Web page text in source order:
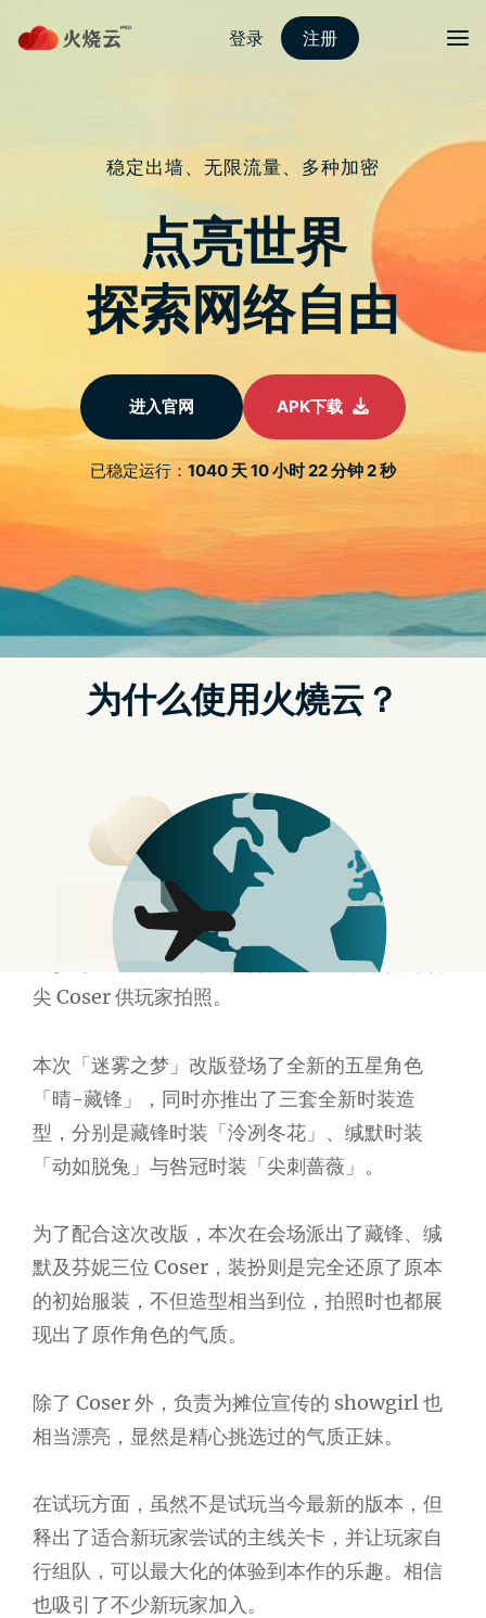
to 2023最新PROTONVPN
《尘白禁域》顶尖Coser现
身东京电玩展，丰厚周边吸
引玩家挤爆摊位
由狸花猫工作室研发、NIJIGEN 代理的 3D 轻科
幻美少女射击 RPG《尘白禁域》於 21 日推出全
新版本「迷雾之梦」，同时今年也在全球电玩业
盛事之一的东京电玩展出摊，现场玩家络绎不
绝，整个摊位热闹滚滚。
今年东京电玩展於本月 21～24 日在千叶幕张展
览馆开展，作为疫後复苏的一年，规模也是近年
之最。《尘白禁域》今年的摊位就在一馆玩家入
口处，一如其名以完全白色的布置为主色调。并
现场除了有试玩外，也为到场玩家准备了极富参
与感的枪械 DIY 涂装及打卡活动，到场玩家参与
展台活动并经过工作人员在「作战报告书」上盖
章後，即可获得游戏周边，吸引不少玩家大排长
龙参与。此外，还有三位打扮完全还原原作的顶
尖 Coser 供玩家拍照。
本次「迷雾之梦」改版登场了全新的五星角色
「晴-藏锋」，同时亦推出了三套全新时装造
型，分别是藏锋时装「泠冽冬花」、缄默时装
「动如脱兔」与咎冠时装「尖刺蔷薇」。
为了配合这次改版，本次在会场派出了藏锋、缄
默及芬妮三位 Coser，装扮则是完全还原了原本
的初始服装，不但造型相当到位，拍照时也都展
现出了原作角色的气质。
除了 Coser 外，负责为摊位宣传的 showgirl 也
相当漂亮，显然是精心挑选过的气质正妹。
在试玩方面，虽然不是试玩当今最新的版本，但
释出了适合新玩家尝试的主线关卡，并让玩家自
行组队，可以最大化的体验到本作的乐趣。相信
也吸引了不少新玩家加入。
章
导
航